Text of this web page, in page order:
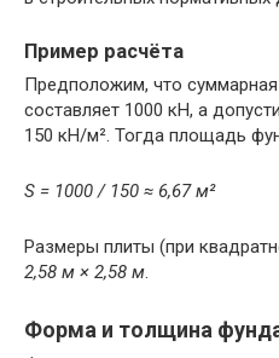
Пример расчёта
Предположим, что
составляет 1000 кН, а
150 кН/м². Тогда площадь
S = 1000 / 150 ≈ 6,67 м²
Размеры плиты (при
2,58 м × 2,58 м.
Форма и толщина